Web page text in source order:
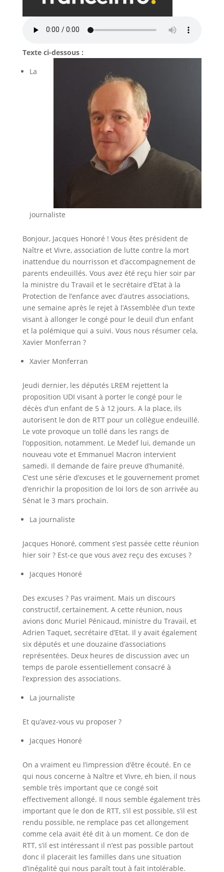
Texte ci-dessous :
La
journaliste
Bonjour, Jacques Honoré ! Vous êtes président de
Naître et Vivre, association de lutte contre la mort
inattendue du nourrisson et d’accompagnement de
parents endeuillés. Vous avez été reçu hier soir par
la ministre du Travail et le secrétaire d’Etat à la
Protection de l’enfance avec d’autres associations,
une semaine après le rejet à l’Assemblée d’un texte
visant à allonger le congé pour le deuil d’un enfant
et la polémique qui a suivi. Vous nous résumer cela,
Xavier Monferran ?
Xavier Monferran
Jeudi dernier, les députés LREM rejettent la
proposition UDI visant à porter le congé pour le
décès d’un enfant de 5 à 12 jours. A la place, ils
autorisent le don de RTT pour un collègue endeuillé.
Le vote provoque un tollé dans les rangs de
l’opposition, notamment. Le Medef lui, demande un
nouveau vote et Emmanuel Macron intervient
samedi. Il demande de faire preuve d’humanité.
C’est une série d’excuses et le gouvernement promet
d’enrichir la proposition de loi lors de son arrivée au
Sénat le 3 mars prochain.
La journaliste
Jacques Honoré, comment s’est passée cette réunion
hier soir ? Est-ce que vous avez reçu des excuses ?
Jacques Honoré
Des excuses ? Pas vraiment. Mais un discours
constructif, certainement. A cette réunion, nous
avions donc Muriel Pénicaud, ministre du Travail, et
Adrien Taquet, secrétaire d’Etat. Il y avait également
six députés et une douzaine d’associations
représentées. Deux heures de discussion avec un
temps de parole essentiellement consacré à
l’expression des associations.
La journaliste
Et qu’avez-vous vu proposer ?
Jacques Honoré
On a vraiment eu l’impression d’être écouté. En ce
qui nous concerne à Naître et Vivre, eh bien, il nous
semble très important que ce congé soit
effectivement allongé. Il nous semble également très
important que le don de RTT, s’il est possible, s’il est
rendu possible, ne remplace pas cet allongement
comme cela avait été dit à un moment. Ce don de
RTT, s’il est intéressant il n’est pas possible partout
donc il placerait les familles dans une situation
d’inégalité qui nous paraît tout à fait intolérable.